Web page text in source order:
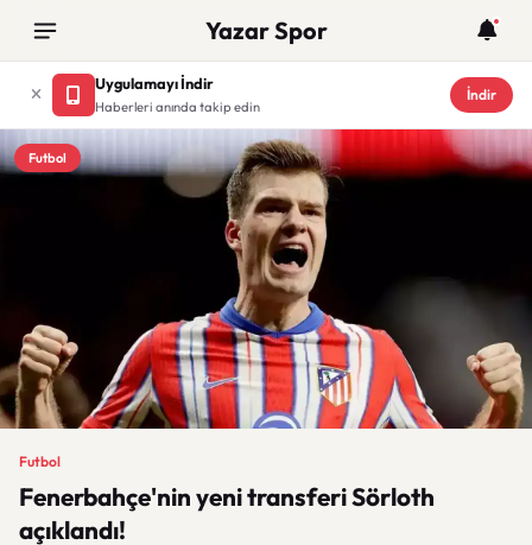
Yazar Spor
Uygulamayı İndir
Haberleri anında takip edin
İndir
Futbol
Futbol
Fenerbahçe'nin yeni transferi Sörloth
açıklandı!